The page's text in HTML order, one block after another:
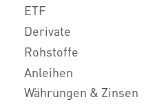
ETF
Derivate
Rohstoffe
Anleihen
Währungen & Zinsen